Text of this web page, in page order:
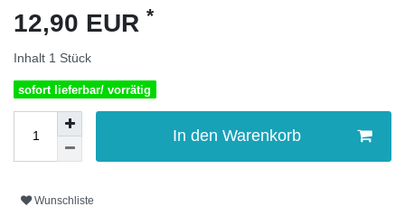
12,90 EUR *
Inhalt 1 Stück
sofort lieferbar/ vorrätig
In den Warenkorb
Wunschliste